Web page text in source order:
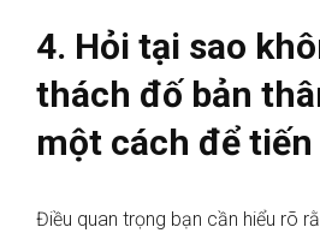
4. Hỏi tại sao
thách đố bản
một cách để tiến
Điều quan trọng bạn cần hiểu rõ r